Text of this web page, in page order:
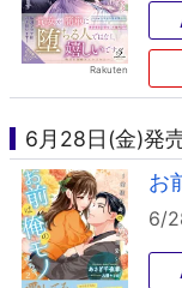
6月28日(金)発
お
6/